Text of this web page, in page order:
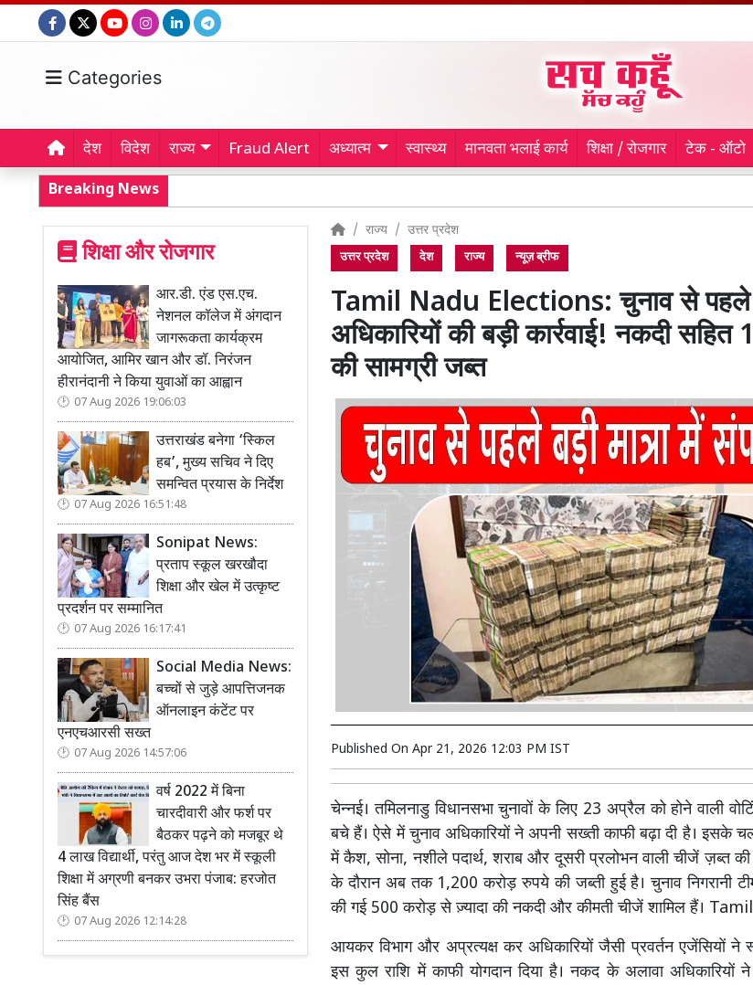
Categories
देश विदेश राज्य Fraud Alert अध्यात्म स्वास्थ्य मानवता भलाई कार्य शिक्षा / रोजगार टेक - ऑटो
Breaking News 9
शिक्षा और रोजगार
आर.डी. एंड एस.एच.
नेशनल कॉलेज में अंगदान
जागरूकता कार्यक्रम
आयोजित, आमिर खान और डॉ. निरंजन
हीरानंदानी ने किया युवाओं का आह्वान
07 Aug 2026 19:06:03
उत्तराखंड बनेगा ‘स्किल
हब’, मुख्य सचिव ने दिए
समन्वित प्रयास के निर्देश
07 Aug 2026 16:51:48
Sonipat News:
प्रताप स्कूल खरखौदा
शिक्षा और खेल में उत्कृष्ट
प्रदर्शन पर सम्मानित
07 Aug 2026 16:17:41
Social Media News:
बच्चों से जुड़े आपत्तिजनक
ऑनलाइन कंटेंट पर
एनएचआरसी सख्त
07 Aug 2026 14:57:06
वर्ष 2022 में बिना
चारदीवारी और फर्श पर
बैठकर पढ़ने को मजबूर थे
4 लाख विद्यार्थी, परंतु आज देश भर में स्कूली
शिक्षा में अग्रणी बनकर उभरा पंजाब: हरजोत
सिंह बैंस
07 Aug 2026 12:14:28
राज्य उत्तर प्रदेश
उत्तर प्रदेश देश राज्य न्यूज़ ब्रीफ
Tamil Nadu Elections: चुनाव से पहले
अधिकारियों की बड़ी कार्रवाई! नकदी
की सामग्री जब्त
Published On Apr 21, 2026 12:03 PM IST
चेन्नई। तमिलनाडु विधानसभा चुनावों के लिए 23 अप्रैल को होने वाली
बचे हैं। ऐसे में चुनाव अधिकारियों ने अपनी सख्ती काफी बढ़ा दी है। इसके
में कैश, सोना, नशीले पदार्थ, शराब और दूसरी प्रलोभन वाली चीजें ज़ब्त
के दौरान अब तक 1,200 करोड़ रुपये की जब्ती हुई है। चुनाव निगरानी
की गई 500 करोड़ से ज़्यादा की नकदी और कीमती चीजें शामिल हैं।
आयकर विभाग और अप्रत्यक्ष कर अधिकारियों जैसी प्रवर्तन एजेंसियों ने
इस कुल राशि में काफी योगदान दिया है। नकद के अलावा अधिकारियों